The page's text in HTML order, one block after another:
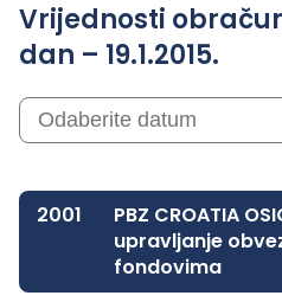
Vrijednosti
dan – 19.1.2015.
2001
PBZ CROATIA
upravljanje
fondovima